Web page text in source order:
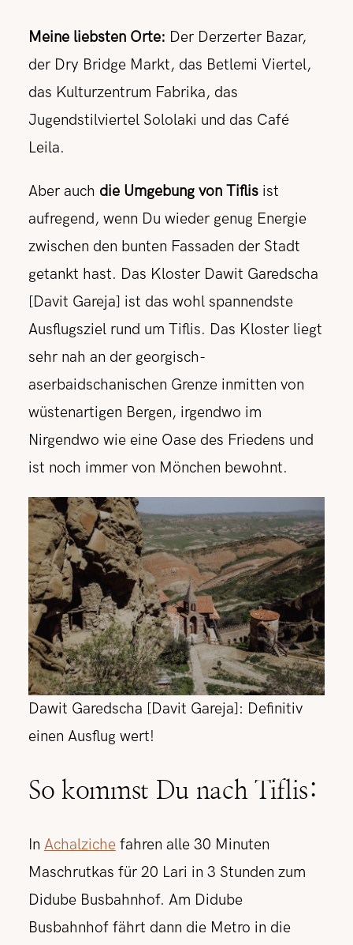
Meine liebsten Orte: Der Derzerter Bazar,
der Dry Bridge Markt, das Betlemi Viertel,
das Kulturzentrum Fabrika, das
Jugendstilviertel Sololaki und das Café
Leila.
Aber auch die Umgebung von Tiflisist
aufregend, wenn Du wieder genug Energie
zwischen den bunten Fassaden der Stadt
getankt hast. Das Kloster Dawit Garedscha
[Davit Gareja] ist das wohl spannendste
Ausflugsziel rund um Tiflis. Das Kloster liegt
sehr nah an der georgisch-
aserbaidschanischen Grenze inmitten von
wüstenartigen Bergen, irgendwo im
Nirgendwo wie eine Oase des Friedens und
ist noch immer von Mönchen bewohnt.
Dawit Garedscha [Davit Gareja]: Definitiv
einen Ausflug wert!
So kommst Du nach Tiflis:
In Achalziche fahren alle 30 Minuten
Maschrutkas für 20 Lari in 3 Stunden zum
Didube Busbahnhof. Am Didube
Busbahnhof fährt dann die Metro in die